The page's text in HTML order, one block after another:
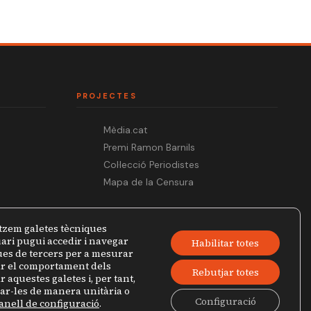
PROJECTES
Mèdia.cat
Premi Ramon Barnils
Col·lecció Periodistes
Mapa de la Censura
galetes tècniques
pugui accedir i navegar
de tercers per a mesurar
el comportament dels
aquestes galetes i, per tant,
les de manera unitària o
de configuració.
Habilitar totes
Rebutjar totes
Configuració